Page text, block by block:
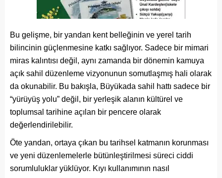
Bu gelişme, bir yandan kent belleğinin ve yerel tarih
bilincinin güçlenmesine katkı sağlıyor. Sadece bir mimari
miras kalıntısı değil, aynı zamanda bir dönemin kamuya
açık sahil düzenleme vizyonunun somutlaşmış hali olarak
da okunabilir. Bu bakışla, Büyükada sahil hattı sadece bir
“yürüyüş yolu” değil, bir yerleşik alanın kültürel ve
toplumsal tarihine açılan bir pencere olarak
değerlendirilebilir.
Öte yandan, ortaya çıkan bu tarihsel katmanın korunması
ve yeni düzenlemelerle bütünleştirilmesi süreci ciddi
sorumluluklar yüklüyor. Kıyı kullanımının nasıl